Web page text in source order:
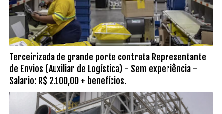
Terceirizada de grande porte contrata Representante
de Envios (Auxiliar de Logística) - Sem experiência -
Salario: R$ 2.100,00 + benefícios.